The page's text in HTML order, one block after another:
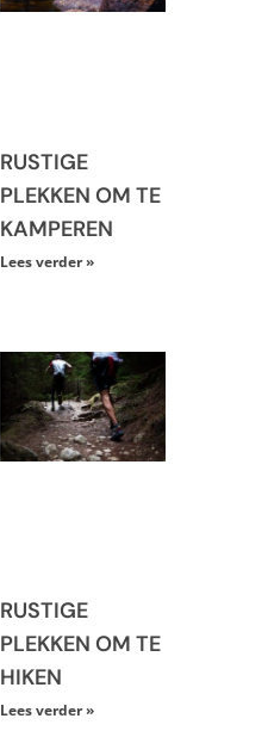
RUSTIGE
PLEKKEN OM TE
KAMPEREN
Lees verder »
RUSTIGE
PLEKKEN OM TE
HIKEN
Lees verder »